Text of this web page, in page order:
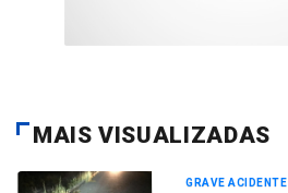
MAIS VISUALIZADAS
GRAVE ACIDENTE